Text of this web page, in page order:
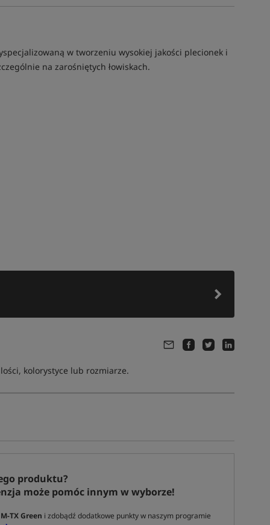
w tworzeniu wysokiej jakości plecionek i
na zarośniętych łowiskach.
kolorystyce lub rozmiarze.
produktu?
może pomóc innym w wyborze!
TX Green i zdobądź dodatkowe punkty w naszym programie